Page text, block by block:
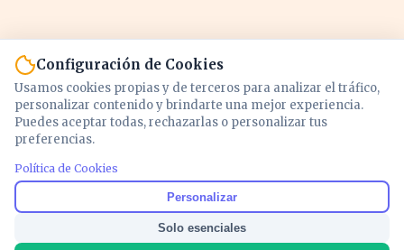
Noticias y análisis de economía, mercados,
inversión y política. Información actualizada
para entender lo que mueve tu dinero y tu
Configuración de Cookies
Usamos cookies propias y de terceros para analizar el tráfico,
personalizar contenido y brindarte una mejor experiencia.
Puedes aceptar todas, rechazarlas o personalizar tus
preferencias.
Política de Cookies
Personalizar
Solo esenciales